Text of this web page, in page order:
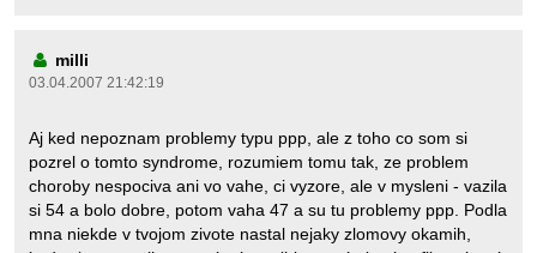
milli
03.04.2007 21:42:19
Aj ked nepoznam problemy typu ppp, ale z toho co som si
pozrel o tomto syndrome, rozumiem tomu tak, ze problem
choroby nespociva ani vo vahe, ci vyzore, ale v mysleni - vazila
si 54 a bolo dobre, potom vaha 47 a su tu problemy ppp. Podla
mna niekde v tvojom zivote nastal nejaky zlomovy okamih,